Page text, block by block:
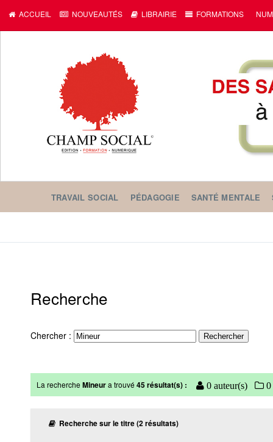
ACCUEIL NOUVEAUTÉS LIBRAIRIE FORMATIONS
TRAVAIL SOCIAL PÉDAGOGIE SANTÉ MENTALE
Recherche
Chercher :
La rechercheMineura trouvé45 résultat(s) : 0 auteur(s) 0
Recherche sur le titre (2 résultats)